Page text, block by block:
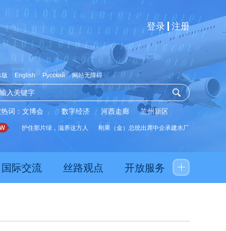
登录 注册
版 English Русский 网站无障碍
词： 文博会 数字经济 河西走廊 兰州新区
护住那片绿，滋养这方人 刚果（金）总统出席中企承建水厂启用仪式
国际交流 丝路观点 开放服务